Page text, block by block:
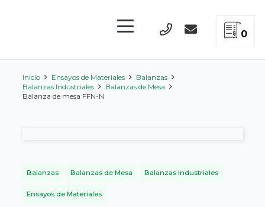
0
Inicio Ensayos de Materiales
Balanzas
Balanzas Industriales
Balanzas de Mesa
Balanza de mesa FFN-N
Balanzas Balanzas de Mesa Balanzas Industriales
Ensayos de Materiales